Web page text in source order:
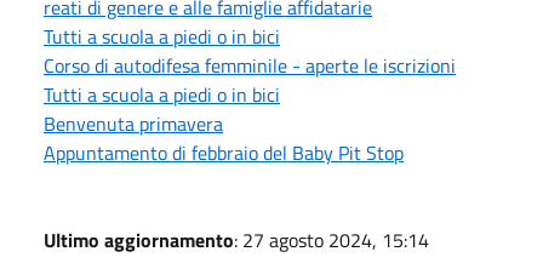
reati di genere e alle famiglie affidatarie
Tutti a scuola a piedi o in bici
Corso di autodifesa femminile - aperte le iscrizioni
Tutti a scuola a piedi o in bici
Benvenuta primavera
Appuntamento di febbraio del Baby Pit Stop
Ultimo aggiornamento: 27 agosto 2024, 15:14